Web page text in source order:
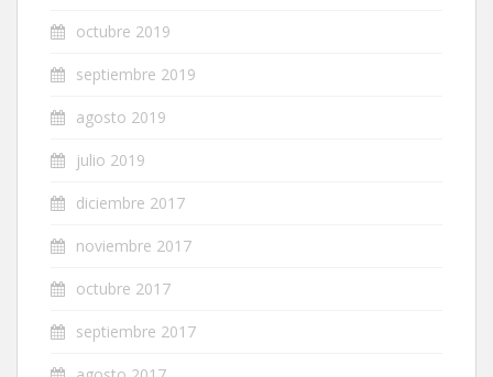
octubre 2019
septiembre 2019
agosto 2019
julio 2019
diciembre 2017
noviembre 2017
octubre 2017
septiembre 2017